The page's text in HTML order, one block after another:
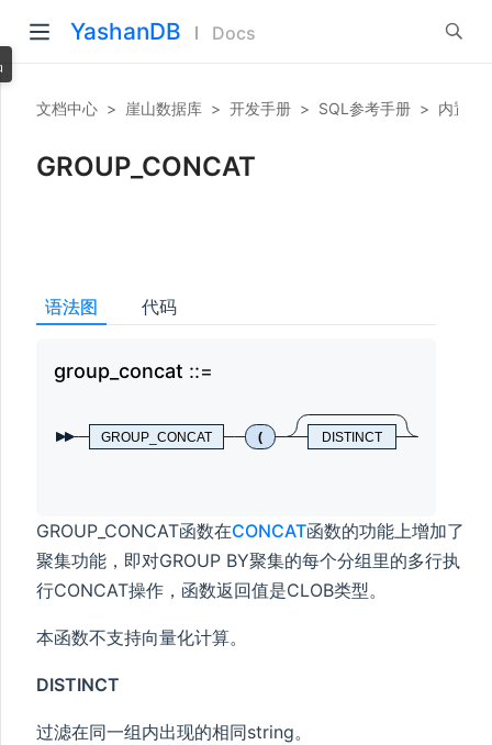
YashanDB Docs
文档中心 > 崖山数据库 > 开发手册 > SQL参考手册 > 内置函
GROUP_CONCAT
语法图 代码
group_concat
GROUP_CONCAT ( DISTINCT
GROUP_CONCAT函数在CONCAT函数的功能上增加了
聚集功能，即对GROUP BY聚集的每个分组里的多行执
行CONCAT操作，函数返回值是CLOB类型。
本函数不支持向量化计算。
DISTINCT
过滤在同一组内出现的相同string。